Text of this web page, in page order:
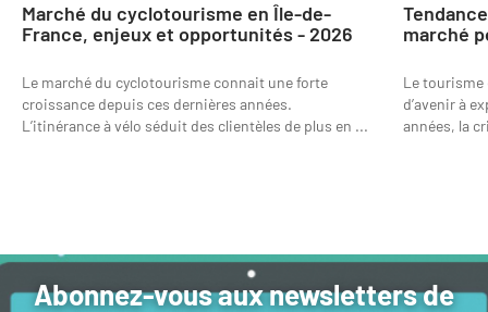
Marché du cyclotourisme en Île-de-
France, enjeux et opportunités - 2026
Le marché du cyclotourisme connait une forte
croissance depuis ces dernières années.
L’itinérance à vélo séduit des clientèles de plus en ...
marché
Le tourisme
d’avenir à
années, la
Abonnez-vous aux newsletters de